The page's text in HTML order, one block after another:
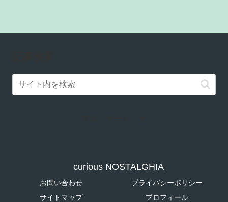
curious NOSTALGHIA
お問い合わせ
プライバシーポリシー
サイトマップ
プロフィール